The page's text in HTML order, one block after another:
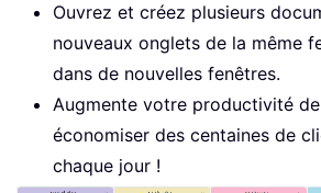
Ouvrez et créez plusieurs
nouveaux onglets de la même
dans de nouvelles fenêtres.
Augmente votre productivité
économiser des centaines de
chaque jour !